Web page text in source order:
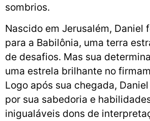
sombrios.
Nascido em Jerusalém, Daniel
para a Babilônia, uma terra
de desafios. Mas sua
uma estrela brilhante no
Logo após sua chegada,
por sua sabedoria e
inigualáveis dons de